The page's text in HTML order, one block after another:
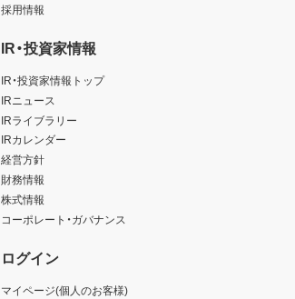
採用情報
IR・投資家情報
IR・投資家情報トップ
IRニュース
IRライブラリー
IRカレンダー
経営方針
財務情報
株式情報
コーポレート・ガバナンス
ログイン
マイページ(個人のお客様)